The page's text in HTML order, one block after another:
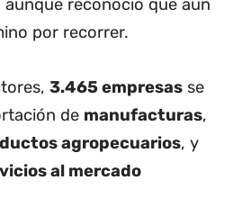
reconoció que aún
por recorrer.
3.465 empresas se
de manufacturas,
agropecuarios, y
al mercado